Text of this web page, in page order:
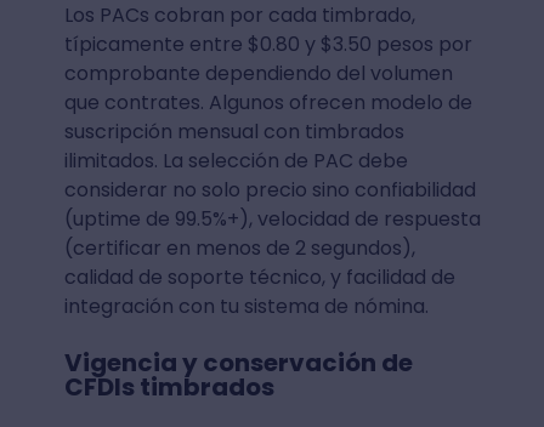
Los PACs cobran por cada timbrado,
típicamente entre $0.80 y $3.50 pesos por
comprobante dependiendo del volumen
que contrates. Algunos ofrecen modelo de
suscripción mensual con timbrados
ilimitados. La selección de PAC debe
considerar no solo precio sino confiabilidad
(uptime de 99.5%+), velocidad de respuesta
(certificar en menos de 2 segundos),
calidad de soporte técnico, y facilidad de
integración con tu sistema de nómina.
Vigencia y conservación de
CFDIs timbrados